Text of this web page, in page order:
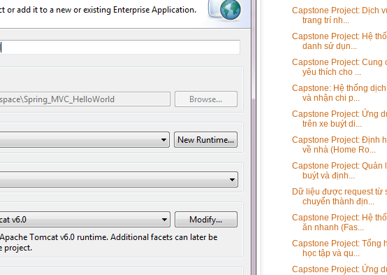
Capstone Project: Dịch
trang trí nh...
Capstone Project: Hệ
danh sử dụn...
Capstone Project: Cung
yêu thích cho ...
Capstone: Hệ thống
và nhận chi p...
Capstone Project: Ứng
trên xe buýt di...
Capstone Project: Định
về nhà (Home Ro...
Capstone Project: Quản
buýt và định...
Dữ liệu được request từ
chuyển thành địn...
Capstone Project: Hệ
ăn nhanh (Fas...
Capstone Project: Tổng
học tập và qu...
Capstone Project: Ứng